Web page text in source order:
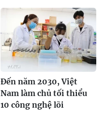
Đến năm 2030, Việt
Nam làm chủ tối thiểu
10 công nghệ lõi